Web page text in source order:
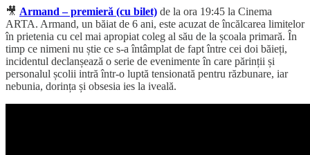
🎥 Armand – premieră (cu bilet) de la ora 19:45 la Cinema
ARTA. Armand, un băiat de 6 ani, este acuzat de încălcarea limitelor
în prietenia cu cel mai apropiat coleg al său de la școala primară. În
timp ce nimeni nu știe ce s-a întâmplat de fapt între cei doi băieți,
incidentul declanșează o serie de evenimente în care părinții și
personalul școlii intră într-o luptă tensionată pentru răzbunare, iar
nebunia, dorința și obsesia ies la iveală.